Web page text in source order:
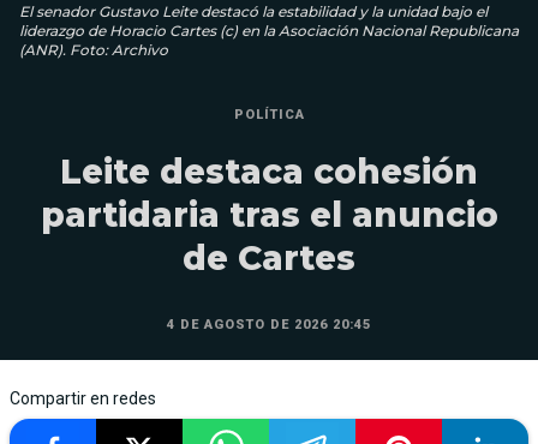
El senador Gustavo Leite destacó la estabilidad y la unidad bajo el
liderazgo de Horacio Cartes (c) en la Asociación Nacional Republicana
(ANR). Foto: Archivo
POLÍTICA
Leite destaca cohesión
partidaria tras el anuncio
de Cartes
4 DE AGOSTO DE 2026 20:45
Compartir en redes